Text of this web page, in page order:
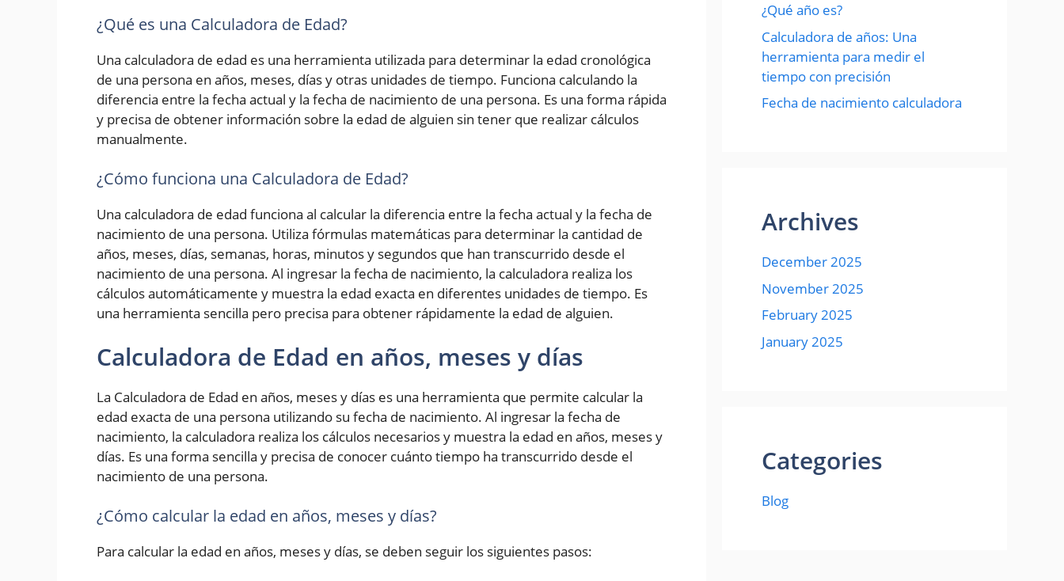
¿Qué es una Calculadora de Edad?
Una calculadora de edad es una herramienta utilizada para determinar la edad cronológica
de una persona en años, meses, días y otras unidades de tiempo. Funciona calculando la
diferencia entre la fecha actual y la fecha de nacimiento de una persona. Es una forma rápida
y precisa de obtener información sobre la edad de alguien sin tener que realizar cálculos
manualmente.
¿Cómo funciona una Calculadora de Edad?
Una calculadora de edad funciona al calcular la diferencia entre la fecha actual y la fecha de
nacimiento de una persona. Utiliza fórmulas matemáticas para determinar la cantidad de
años, meses, días, semanas, horas, minutos y segundos que han transcurrido desde el
nacimiento de una persona. Al ingresar la fecha de nacimiento, la calculadora realiza los
cálculos automáticamente y muestra la edad exacta en diferentes unidades de tiempo. Es
una herramienta sencilla pero precisa para obtener rápidamente la edad de alguien.
Calculadora de Edad en años, meses y días
La Calculadora de Edad en años, meses y días es una herramienta que permite calcular la
edad exacta de una persona utilizando su fecha de nacimiento. Al ingresar la fecha de
nacimiento, la calculadora realiza los cálculos necesarios y muestra la edad en años, meses y
días. Es una forma sencilla y precisa de conocer cuánto tiempo ha transcurrido desde el
nacimiento de una persona.
¿Cómo calcular la edad en años, meses y días?
Para calcular la edad en años, meses y días, se deben seguir los siguientes pasos:
¿Qué año es?
Calculadora de años: Una
herramienta para medir el
tiempo con precisión
Fecha de nacimiento calculadora
Archives
December 2025
November 2025
February 2025
January 2025
Categories
Blog